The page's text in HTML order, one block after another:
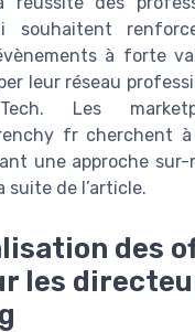
souhaitent
à forte
leur réseau
Les
fr cherchent
une approche sur-
suite de l’article.
des
les